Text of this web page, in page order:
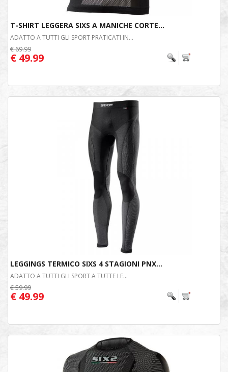
T-SHIRT LEGGERA SIXS A MANICHE CORTE...
ADATTO A TUTTI GLI SPORT PRATICATI IN...
€ 69.99
€ 49.99
LEGGINGS TERMICO SIXS 4 STAGIONI PNX...
ADATTO A TUTTI GLI SPORT A TUTTE LE...
€ 59.99
€ 49.99